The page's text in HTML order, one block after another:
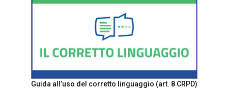
Guida all’uso del corretto linguaggio (art. 8 CRPD)